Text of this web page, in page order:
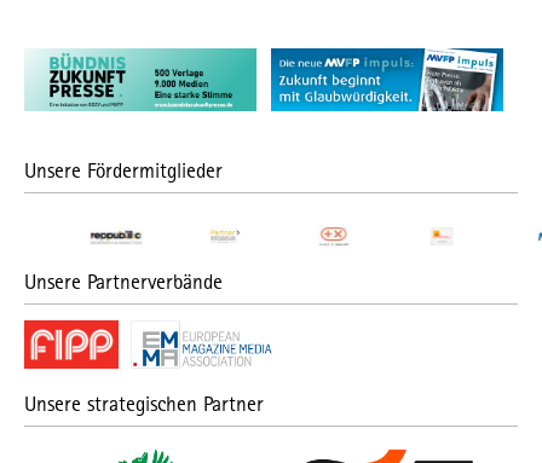
Unsere Fördermitglieder
Unsere Partnerverbände
Unsere strategischen Partner